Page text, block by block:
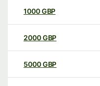
1000GBP
2000GBP
5000GBP